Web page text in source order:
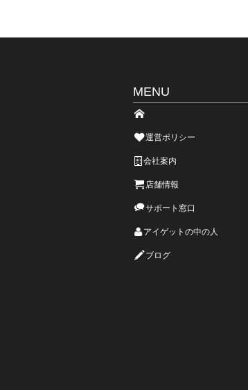
MENU
運営ポリシー
会社案内
店舗情報
サポート窓口
アイゲットの中の人
ブログ